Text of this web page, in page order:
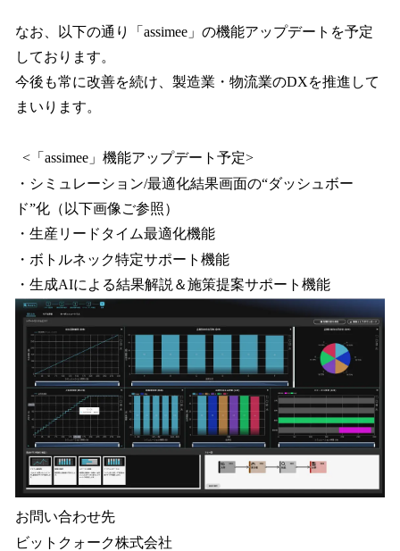
なお、以下の通り「assimee」の機能アップデートを予定
しております。
今後も常に改善を続け、製造業・物流業のDXを推進して
まいります。
<「assimee」機能アップデート予定>
・シミュレーション/最適化結果画面の“ダッシュボー
ド”化（以下画像ご参照）
・生産リードタイム最適化機能
・ボトルネック特定サポート機能
・生成AIによる結果解説＆施策提案サポート機能
お問い合わせ先
ビットクォーク株式会社